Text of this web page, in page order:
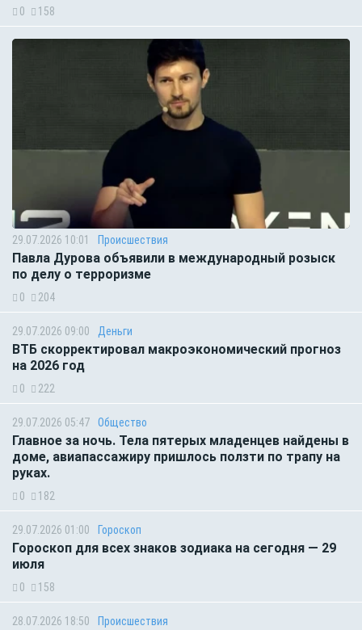
0 158
29.07.2026 10:01 Происшествия
Павла Дурова объявили в международный розыск
по делу о терроризме
0 204
29.07.2026 09:00 Деньги
ВТБ скорректировал макроэкономический прогноз
на 2026 год
0 222
29.07.2026 05:47 Общество
Главное за ночь. Тела пятерых младенцев найдены в
доме, авиапассажиру пришлось ползти по трапу на
руках.
0 182
29.07.2026 01:00 Гороскоп
Гороскоп для всех знаков зодиака на сегодня — 29
июля
0 158
28.07.2026 18:50 Происшествия